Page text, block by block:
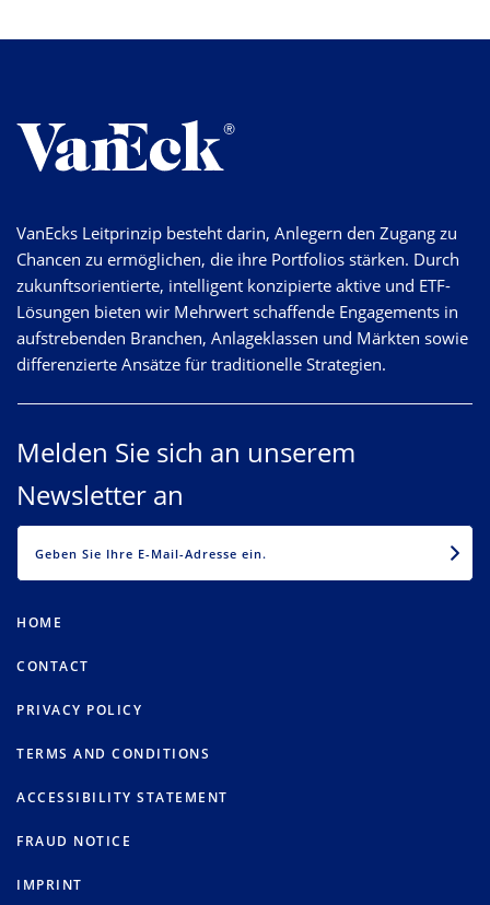
VanEcks Leitprinzip besteht darin, Anlegern den Zugang zu
Chancen zu ermöglichen, die ihre Portfolios stärken. Durch
zukunftsorientierte, intelligent konzipierte aktive und ETF-
Lösungen bieten wir Mehrwert schaffende Engagements in
aufstrebenden Branchen, Anlageklassen und Märkten sowie
differenzierte Ansätze für traditionelle Strategien.
Melden Sie sich an unserem
Newsletter an
HOME
CONTACT
PRIVACY POLICY
TERMS AND CONDITIONS
ACCESSIBILITY STATEMENT
FRAUD NOTICE
IMPRINT